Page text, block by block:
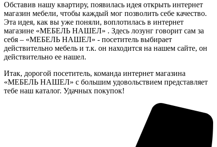
Обставив нашу квартиру, появилась идея открыть интернет
магазин мебели, чтобы каждый мог позволить себе качество.
Эта идея, как вы уже поняли, воплотилась в интернет
магазине «МЕБЕЛЬ НАШЕЛ» . Здесь лозунг говорит сам за
себя – «МЕБЕЛЬ НАШЕЛ» - посетитель выбирает
действительно мебель и т.к. он находится на нашем сайте, он
действительно ее нашел.
Итак, дорогой посетитель, команда интернет магазина
«МЕБЕЛЬ НАШЕЛ» с большим удовольствием представляет
тебе наш каталог. Удачных покупок!